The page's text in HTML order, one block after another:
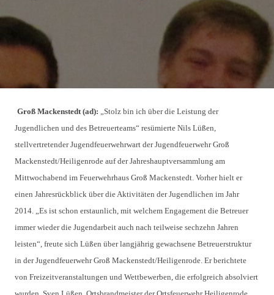
Groß Mackenstedt (ad):
„Stolz bin ich über die Leistung der
Jugendlichen und des Betreuerteams“ resümierte Nils Lüßen,
stellvertretender Jugendfeuerwehrwart der Jugendfeuerwehr Groß
Mackenstedt/Heiligenrode auf der Jahreshauptversammlung am
Mittwochabend im Feuerwehrhaus Groß Mackenstedt. Vorher hielt er
einen Jahresrückblick über die Aktivitäten der Jugendlichen im Jahr
2014. „Es ist schon erstaunlich, mit welchem Engagement die Betreuer
immer wieder die Jugendarbeit auch nach teilweise sechzehn Jahren
leisten“, freute sich Lüßen über langjährig gewachsene Betreuerstruktur
in der Jugendfeuerwehr Groß Mackenstedt/Heiligenrode. Er berichtete
von Freizeitveranstaltungen und Wettbewerben, die erfolgreich absolviert